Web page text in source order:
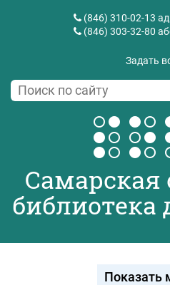
(846) 310-02-13
(846) 303-32-80
Задать
Самарская
библиотека
Показать